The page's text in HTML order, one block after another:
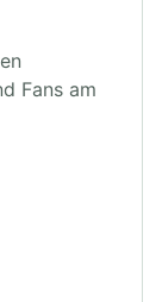
Fans am